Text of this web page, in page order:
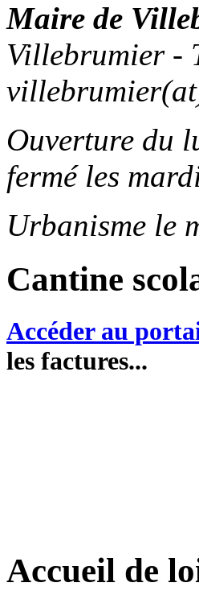
Maire de
Villebrumier -
Ouverture du
fermé les
Urbanisme le
Cantine
Accéder au
les factures...
Accueil de